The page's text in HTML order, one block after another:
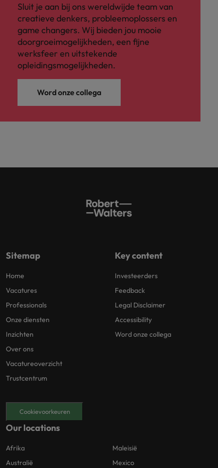
Sluit je aan bij ons wereldwijde team van
creatieve denkers, probleemoplossers en
game changers. Wij bieden jou mooie
doorgroeimogelijkheden, een fijne
werksfeer en uitstekende
opleidingsmogelijkheden.
Word onze collega
Sitemap
Home
Vacatures
Professionals
Onze diensten
Inzichten
Over ons
Vacatureoverzicht
Trustcentrum
Key content
Investeerders
Feedback
Legal Disclaimer
Accessibility
Word onze collega
Cookievoorkeuren
Our locations
Afrika
Australië
Maleisië
Mexico